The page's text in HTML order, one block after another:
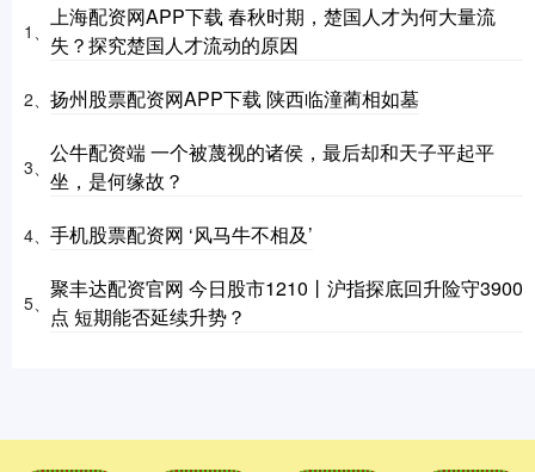
1、
上海配资网APP下载 春秋时期，楚国人才为何大量流
失？探究楚国人才流动的原因
2、 扬州股票配资网APP下载 陕西临潼蔺相如墓
3、
公牛配资端 一个被蔑视的诸侯，最后却和天子平起平
坐，是何缘故？
4、 手机股票配资网 ‘风马牛不相及’
5、
聚丰达配资官网 今日股市1210丨沪指探底回升险守3900
点 短期能否延续升势？